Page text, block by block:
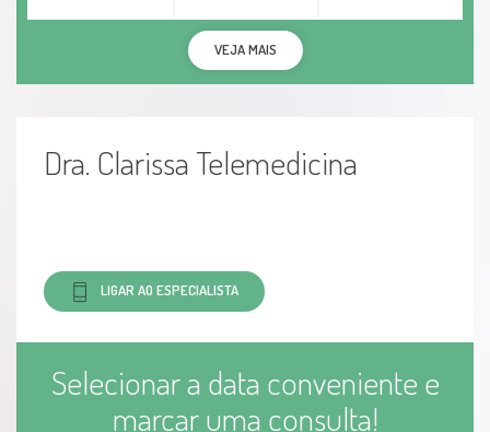
VEJA MAIS
Dra. Clarissa Telemedicina
LIGAR AO ESPECIALISTA
Selecionar a data conveniente e
marcar uma consulta!